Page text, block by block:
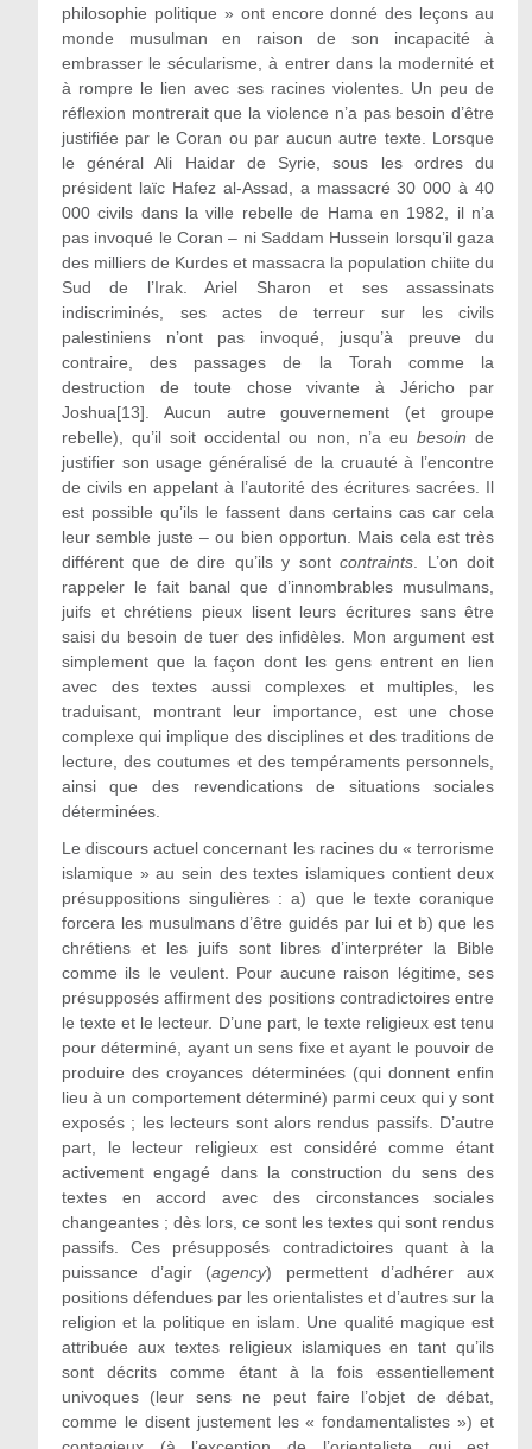
philosophie politique » ont encore donné des leçons au
monde musulman en raison de son incapacité à
embrasser le sécularisme, à entrer dans la modernité et
à rompre le lien avec ses racines violentes. Un peu de
réflexion montrerait que la violence n’a pas besoin d’être
justifiée par le Coran ou par aucun autre texte. Lorsque
le général Ali Haidar de Syrie, sous les ordres du
président laïc Hafez al-Assad, a massacré 30 000 à 40
000 civils dans la ville rebelle de Hama en 1982, il n’a
pas invoqué le Coran – ni Saddam Hussein lorsqu’il gaza
des milliers de Kurdes et massacra la population chiite du
Sud de l’Irak. Ariel Sharon et ses assassinats
indiscriminés, ses actes de terreur sur les civils
palestiniens n’ont pas invoqué, jusqu’à preuve du
contraire, des passages de la Torah comme la
destruction de toute chose vivante à Jéricho par
Joshua[13]. Aucun autre gouvernement (et groupe
rebelle), qu’il soit occidental ou non, n’a eu besoinde
justifier son usage généralisé de la cruauté à l’encontre
de civils en appelant à l’autorité des écritures sacrées. Il
est possible qu’ils le fassent dans certains cas car cela
leur semble juste – ou bien opportun. Mais cela est très
différent que de dire qu’ils y sontcontraints . L’on doit
rappeler le fait banal que d’innombrables musulmans,
juifs et chrétiens pieux lisent leurs écritures sans être
saisi du besoin de tuer des infidèles. Mon argument est
simplement que la façon dont les gens entrent en lien
avec des textes aussi complexes et multiples, les
traduisant, montrant leur importance, est une chose
complexe qui implique des disciplines et des traditions de
lecture, des coutumes et des tempéraments personnels,
ainsi que des revendications de situations sociales
déterminées.
Le discours actuel concernant les racines du « terrorisme
islamique » au sein des textes islamiques contient deux
présuppositions singulières : a) que le texte coranique
forcera les musulmans d’être guidés par lui et b) que les
chrétiens et les juifs sont libres d’interpréter la Bible
comme ils le veulent. Pour aucune raison légitime, ses
présupposés affirment des positions contradictoires entre
le texte et le lecteur. D’une part, le texte religieux est tenu
pour déterminé, ayant un sens fixe et ayant le pouvoir de
produire des croyances déterminées (qui donnent enfin
lieu à un comportement déterminé) parmi ceux qui y sont
exposés ; les lecteurs sont alors rendus passifs. D’autre
part, le lecteur religieux est considéré comme étant
activement engagé dans la construction du sens des
textes en accord avec des circonstances sociales
changeantes ; dès lors, ce sont les textes qui sont rendus
passifs. Ces présupposés contradictoires quant à la
puissance d’agir (agency) permettent d’adhérer aux
positions défendues par les orientalistes et d’autres sur la
religion et la politique en islam. Une qualité magique est
attribuée aux textes religieux islamiques en tant qu’ils
sont décrits comme étant à la fois essentiellement
univoques (leur sens ne peut faire l’objet de débat,
comme le disent justement les « fondamentalistes ») et